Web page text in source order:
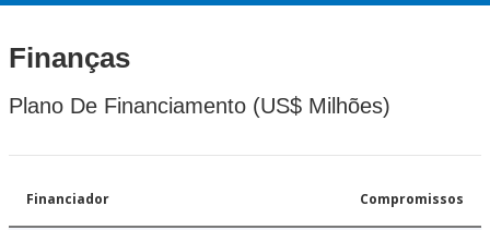
Finanças
Plano De Financiamento (US$ Milhões)
Financiador Compromissos